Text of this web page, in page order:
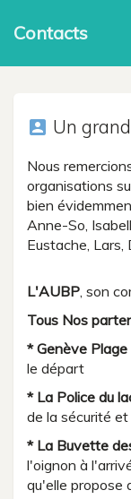
Contacts
account_box Un
Nous
organisations
bien
Anne-So,
Eustache, Lars,
L'AUBP, son
Tous Nos
* Genève Plage
le départ
* La Police du
de la sécurité
* La Buvette
l'oignon à
qu'elle propose